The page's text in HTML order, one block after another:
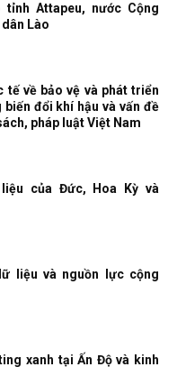
tỉnh Attapeu, nước Cộng
Lào
tế về bảo vệ và phát triển
đổi khí hậu và vấn đề
pháp luật Việt Nam
của Đức, Hoa Kỳ và
liệu và nguồn lực cộng
xanh tại Ấn Độ và kinh